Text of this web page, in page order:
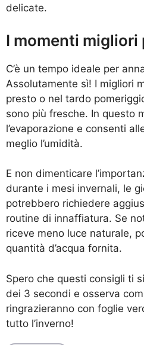
delicate.
I momenti migliori
C’è un tempo ideale per
Assolutamente sì! I migliori
presto o nel tardo
sono più fresche. In questo
l’evaporazione e consenti
meglio l’umidità.
E non dimenticare
durante i mesi invernali, le
potrebbero richiedere
routine di innaffiatura. Se
riceve meno luce naturale,
quantità d’acqua fornita.
Spero che questi consigli ti
dei 3 secondi e osserva
ringrazieranno con foglie
tutto l’inverno!